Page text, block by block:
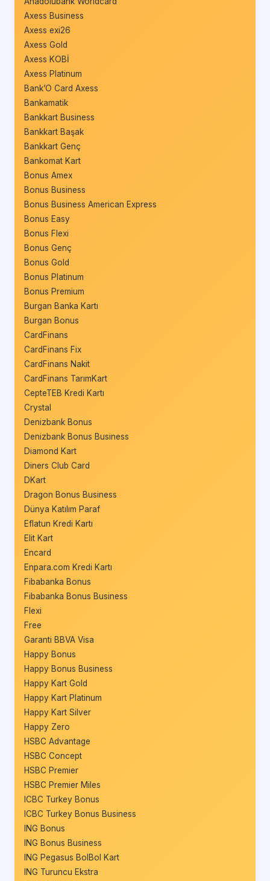
Axess Business
Axess exi26
Axess Gold
Axess KOBİ
Axess Platinum
Bank’O Card Axess
Bankamatik
Bankkart Business
Bankkart Başak
Bankkart Genç
Bankomat Kart
Bonus Amex
Bonus Business
Bonus Business American Express
Bonus Easy
Bonus Flexi
Bonus Genç
Bonus Gold
Bonus Platinum
Bonus Premium
Burgan Banka Kartı
Burgan Bonus
CardFinans
CardFinans Fix
CardFinans Nakit
CardFinans TarımKart
CepteTEB Kredi Kartı
Crystal
Denizbank Bonus
Denizbank Bonus Business
Diamond Kart
Diners Club Card
DKart
Dragon Bonus Business
Dünya Katılım Paraf
Eflatun Kredi Kartı
Elit Kart
Encard
Enpara.com Kredi Kartı
Fibabanka Bonus
Fibabanka Bonus Business
Flexi
Free
Garanti BBVA Visa
Happy Bonus
Happy Bonus Business
Happy Kart Gold
Happy Kart Platinum
Happy Kart Silver
Happy Zero
HSBC Advantage
HSBC Concept
HSBC Premier
HSBC Premier Miles
ICBC Turkey Bonus
ICBC Turkey Bonus Business
ING Bonus
ING Bonus Business
ING Pegasus BolBol Kart
ING Turuncu Ekstra